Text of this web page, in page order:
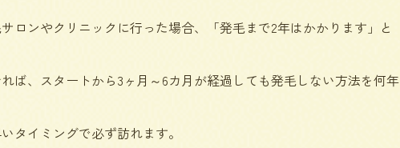
ロンやクリニックに行った場合、「発毛まで2年はかかります」と
ば、スタートから3ヶ月～6カ月が経過しても発毛しない方法を何年
タイミングで必ず訪れます。